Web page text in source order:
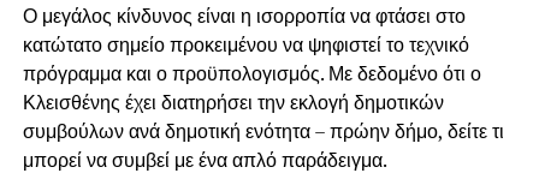
Ο μεγάλος κίνδυνος είναι η ισορροπία να φτάσει στο
κατώτατο σημείο προκειμένου να ψηφιστεί το τεχνικό
πρόγραμμα και ο προϋπολογισμός. Με δεδομένο ότι ο
Κλεισθένης έχει διατηρήσει την εκλογή δημοτικών
συμβούλων ανά δημοτική ενότητα – πρώην δήμο, δείτε τι
μπορεί να συμβεί με ένα απλό παράδειγμα.